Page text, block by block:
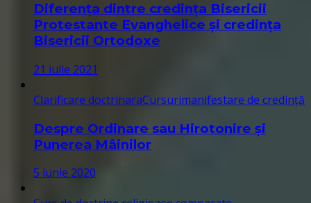
Diferența dintre credința Bisericii
Protestante Evanghelice și credința
Bisericii Ortodoxe
21 iulie 2021
Clarificare doctrinaraCursurimanifestare de credință
Despre Ordinare sau Hirotonire și
Punerea Mâinilor
5 iunie 2020